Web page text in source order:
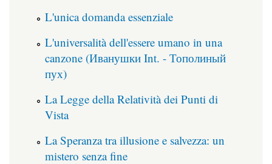
L'unica domanda essenziale
L'universalità dell'essere umano in una
canzone (Иванушки Int. - Тополиный
пух)
La Legge della Relatività dei Punti di
Vista
La Speranza tra illusione e salvezza: un
mistero senza fine